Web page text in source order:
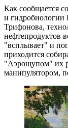
Как сообщается
и гидробиологии
Трифонова,
нефтепродуктов
"всплывает" и
приходится
"Аэрощупом" их
манипулятором,